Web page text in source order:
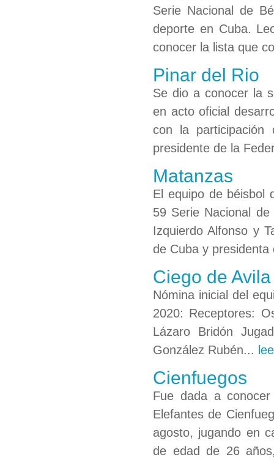
Serie Nacional de
deporte en Cuba.
conocer la lista que
Pinar del Rio
Se dio a conocer la
en acto oficial
con la participación
presidente de la
Matanzas
El equipo de béisbol
59 Serie Nacional
Izquierdo Alfonso y
de Cuba y
Ciego de Avila
Nómina inicial del
2020: Receptores:
Lázaro Bridón
González Rubén...
Cienfuegos
Fue dada a
Elefantes de
agosto, jugando en
de edad de 26